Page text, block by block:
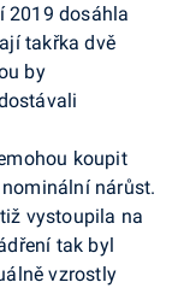
2019 dosáhla
takřka dvě
by
koupit
nárůst.
vystoupila na
tak byl
vzrostly